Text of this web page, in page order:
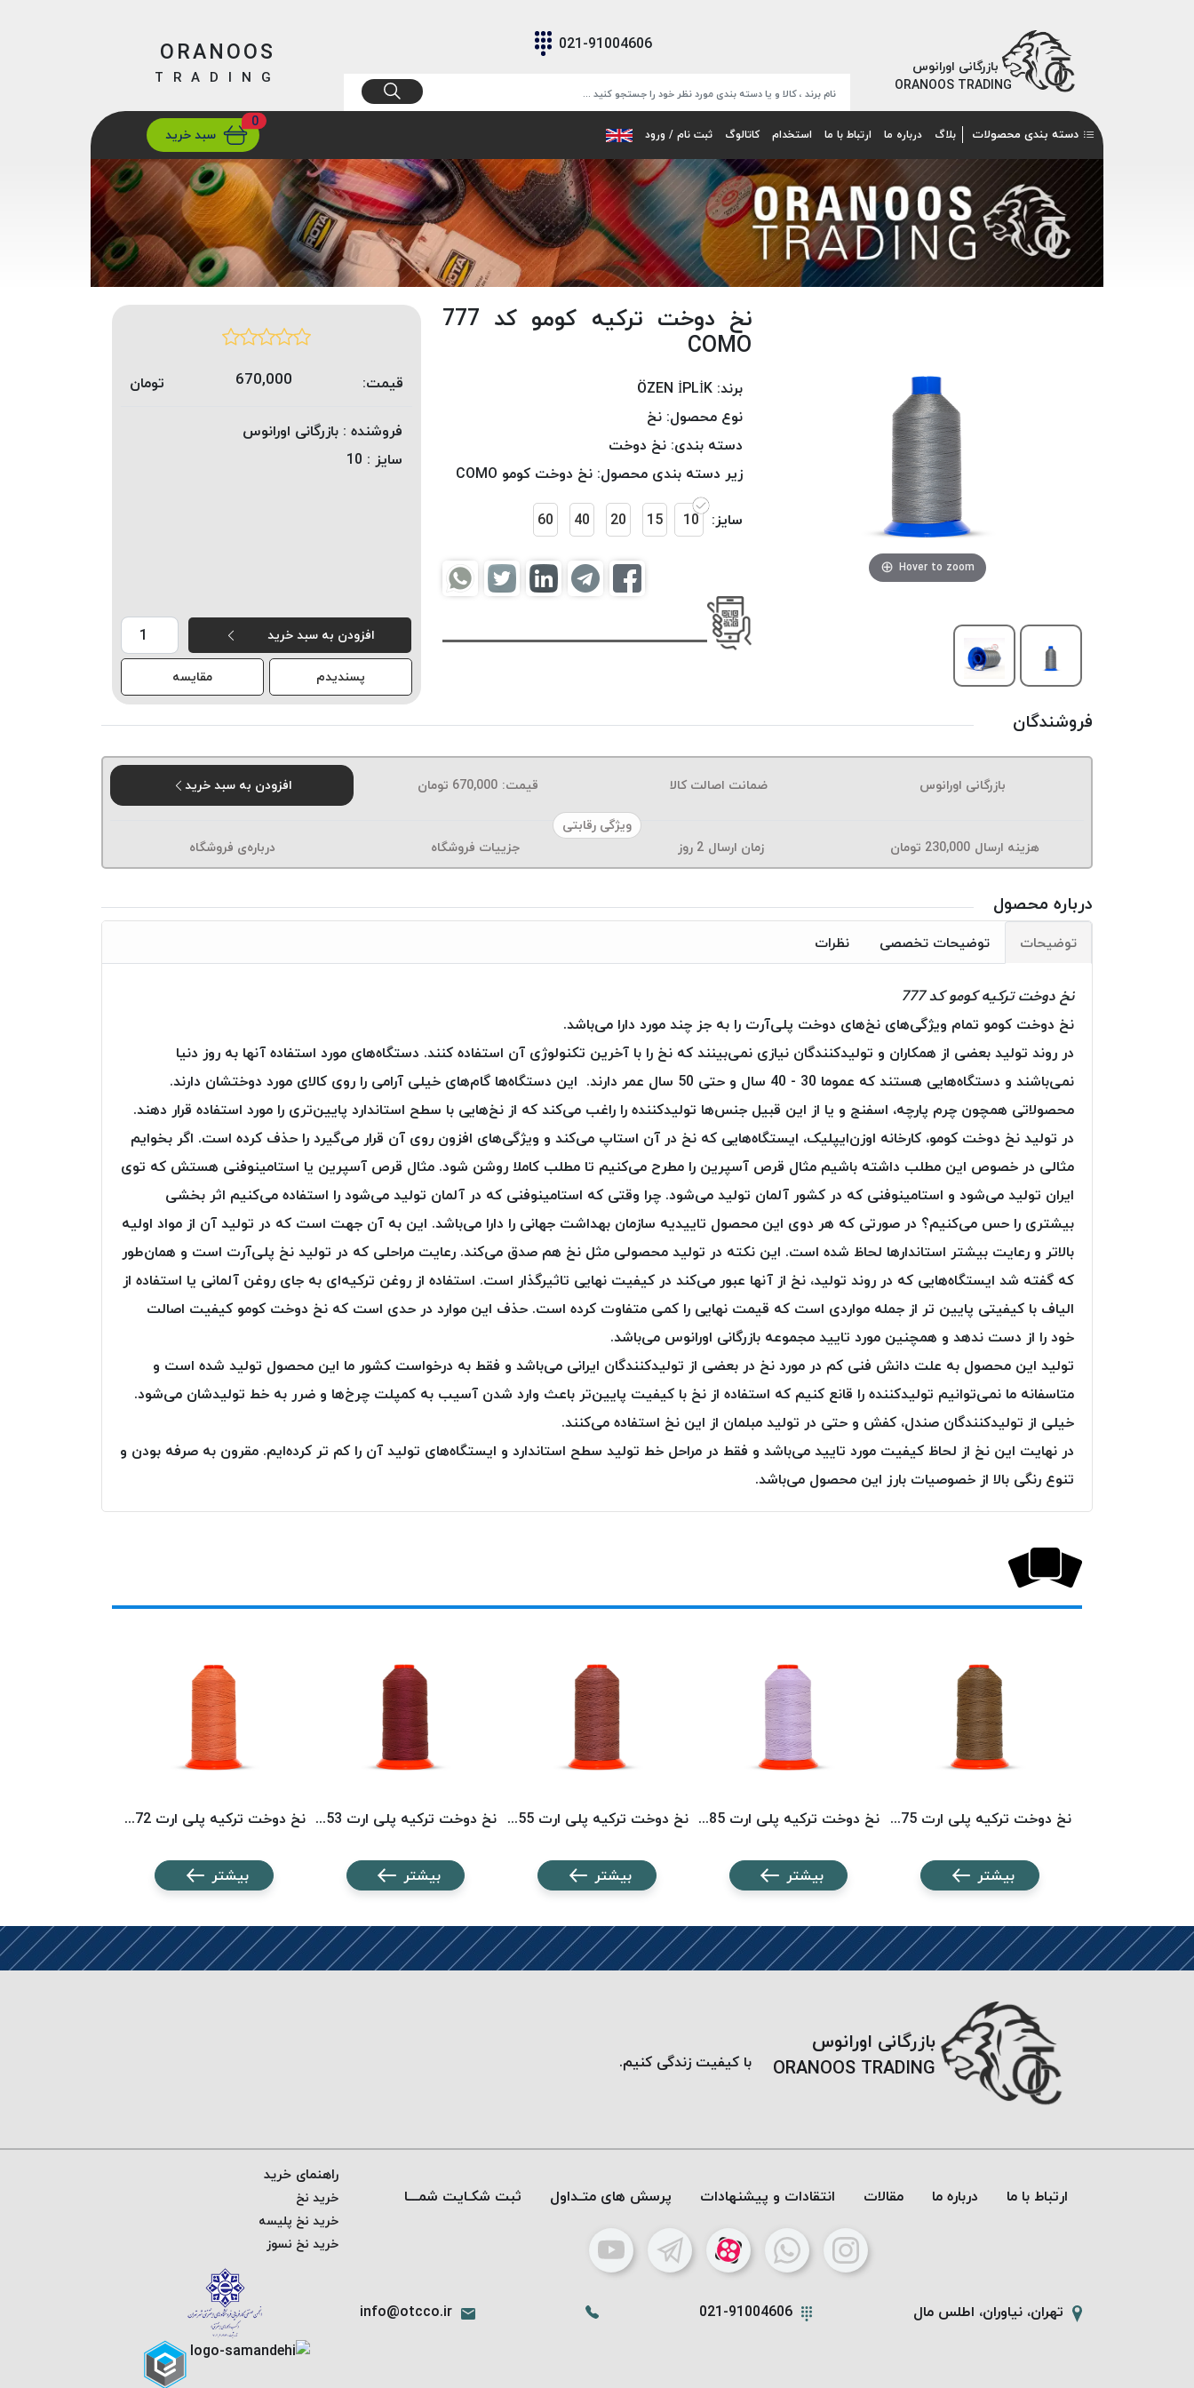
بازرگانی اورانوس
ORANOOS TRADING
021-91004606
ارسالتهران/ تهران
ORANOOS
TRADING
دسته بندی محصولات بلاگ درباره ما ارتباط با ما استخدام کاتالوگ ثبت نام / ورود
0
سبد خرید
Hover to zoom
نخ دوخت ترکیه کومو کد 777
COMO
برند: ÖZEN İPLİK
نوع محصول: نخ
دسته بندی: نخ دوخت
زیر دسته بندی محصول: نخ دوخت کومو COMO
سایز: 10
15
20
40
60
قیمت: 670,000
تومان
فروشنده : بازرگانی اورانوس
سایز : 10
افزودن به سبد خرید
پسندیدم
مقایسه
فروشندگان
بازرگانی اورانوس ضمانت اصالت کالا قیمت: 670,000 تومان
افزودن به سبد خرید
ویژگی رقابتی
هزینه ارسال 230,000 تومان زمان ارسال 2 روز جزییات فروشگاه درباره‌ی فروشگاه
درباره محصول
توضیحات توضیحات تخصصی نظرات
نخ دوخت ترکیه کومو کد 777
نخ دوخت کومو تمام ویژگی‌های نخ‌های دوخت پلی‌آرت را به جز چند مورد دارا می‌باشد.
در روند تولید بعضی از همکاران و تولید‌کنندگان نیازی نمی‌بینند که نخ را با آخرین تکنولوژی آن استفاده کنند. دستگاه‌های مورد استفاده آنها به روز دنیا
نمی‌باشند و دستگاه‌هایی هستند که عموما 30 - 40 سال و حتی 50 سال عمر دارند. این دستگاه‌ها گام‌های خیلی آرامی را روی کالای مورد دوختشان دارند.
محصولاتی همچون چرم پارچه، اسفنج و یا از این قبیل جنس‌ها تولیدکننده را راغب می‌کند که از نخ‌هایی با سطح استاندارد پایین‌تری را مورد استفاده قرار دهند.
در تولید نخ دوخت کومو، کارخانه اوزن‌ایپلیک، ایستگاه‌هایی که نخ در آن استاپ می‌کند و ویژگی‌های افزون روی آن قرار می‌گیرد را حذف کرده است. اگر بخوایم
مثالی در خصوص این مطلب داشته باشیم مثال قرص آسپرین را مطرح می‌کنیم تا مطلب کاملا روشن شود. مثال قرص آسپرین یا استامینوفنی هستش که توی
ایران تولید می‌شود و استامینوفنی که در کشور آلمان تولید می‌شود. چرا وقتی که استامینوفنی که در آلمان تولید می‌شود را استفاده می‌کنیم اثر بخشی
بیشتری را حس می‌کنیم؟ در صورتی که هر دوی این محصول تاییدیه سازمان بهداشت جهانی را دارا می‌باشد. این به آن جهت است که در تولید آن از مواد اولیه
بالاتر و رعایت بیشتر استاندارها لحاظ شده است. این نکته در تولید محصولی مثل نخ هم صدق می‌کند. رعایت مراحلی که در تولید نخ پلی‌آرت است و همان‌طور
که گفته شد ایستگاه‌هایی که در روند تولید، نخ از آنها عبور می‌کند در کیفیت نهایی تاثیرگذار است. استفاده از روغن ترکیه‌ای به جای روغن آلمانی یا استفاده از
الیاف با کیفیتی پایین تر از جمله مواردی است که قیمت نهایی را کمی متفاوت کرده است. حذف این موارد در حدی است که نخ دوخت کومو کیفیت اصالت
خود را از دست ندهد و همچنین مورد تایید مجموعه بازرگانی اورانوس می‌باشد.
تولید این محصول به علت دانش فنی کم در مورد نخ در بعضی از تولیدکنندگان ایرانی می‌باشد و فقط به درخواست کشور ما این محصول تولید شده است و
متاسفانه ما نمی‌توانیم تولیدکننده را قانع کنیم که استفاده از نخ‌ با کیفیت پایین‌تر باعث وارد شدن آسیب به کمپلت چرخ‌ها و ضرر به خط تولیدشان می‌شود.
خیلی از تولیدکنندگان صندل، کفش و حتی در تولید مبلمان از این نخ استفاده می‌کنند.
در نهایت این نخ از لحاظ کیفیت مورد تایید می‌باشد و فقط در مراحل خط تولید سطح استاندارد و ایستگاه‌های تولید آن را کم تر کرده‌ایم. مقرون به صرفه بودن و
تنوع رنگی بالا از خصوصیات بارز این محصول می‌باشد.
نخ دوخت ترکیه پلی ارت 1575 POLYART
بیشتر
نخ دوخت ترکیه پلی ارت 8585 POLYART
بیشتر
نخ دوخت ترکیه پلی ارت 8355 POLYART
بیشتر
نخ دوخت ترکیه پلی ارت 8153 POLYART
بیشتر
نخ دوخت ترکیه پلی ارت 8072 POLYART
بیشتر
بازرگانی اورانوس
ORANOOS TRADING
با کیفیت زندگی کنیم.
ارتباط با ما درباره ما مقالات انتقادات و پیشنهادات پرسش های متـداول ثبت شکـایت شمـــا
تهران، نیاوران، اطلس مال 021-91004606
info@otcco.ir
راهنمای خرید
خرید نخ
خرید نخ پلیسه
خرید نخ نسوز